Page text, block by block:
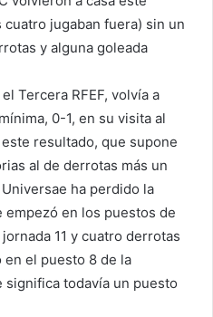
jugaban fuera) sin un
y alguna goleada
Tercera RFEF, volvía a
0-1, en su visita al
resultado, que supone
al de derrotas más un
ha perdido la
empezó en los puestos de
11 y cuatro derrotas
en el puesto 8 de la
significa todavía un puesto